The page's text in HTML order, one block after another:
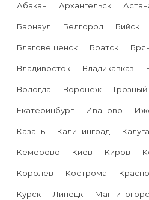
Абакан Архангельск
Барнаул Белгород Бийск
Благовещенск Братск
Владивосток Владикавказ
Вологда Воронеж Грозный
Екатеринбург Иваново
Казань Калининград Калуга
Кемерово Киев Киров
Королев Кострома
Курск Липецк